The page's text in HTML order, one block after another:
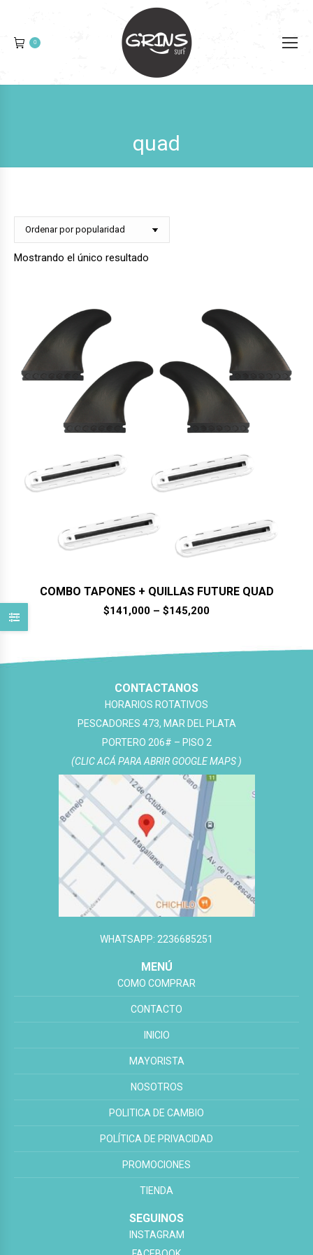
0
quad
Mostrando el único resultado
COMBO TAPONES + QUILLAS FUTURE QUAD
$141,000 – $145,200
CONTACTANOS
HORARIOS ROTATIVOS
PESCADORES 473, MAR DEL PLATA
PORTERO 206# – PISO 2
(CLIC ACÁ PARA ABRIR GOOGLE MAPS )
WHATSAPP: 2236685251
MENÚ
COMO COMPRAR
CONTACTO
INICIO
MAYORISTA
NOSOTROS
POLITICA DE CAMBIO
POLÍTICA DE PRIVACIDAD
PROMOCIONES
TIENDA
SEGUINOS
INSTAGRAM